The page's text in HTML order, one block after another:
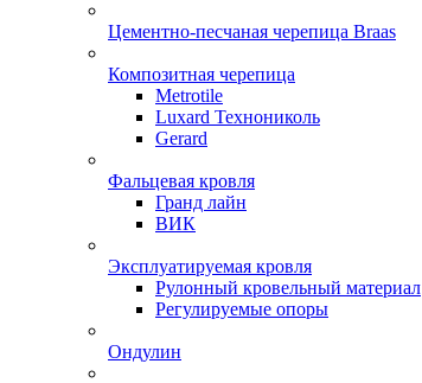
Цементно-песчаная черепица Braas
Композитная черепица
Metrotile
Luxard Технониколь
Gerard
Фальцевая кровля
Гранд лайн
ВИК
Эксплуатируемая кровля
Рулонный кровельный материал
Регулируемые опоры
Ондулин